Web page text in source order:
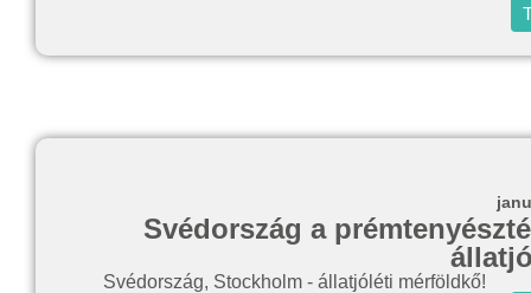
Svédország a
Svédország, Stockholm - állatjóléti mérföldkő!